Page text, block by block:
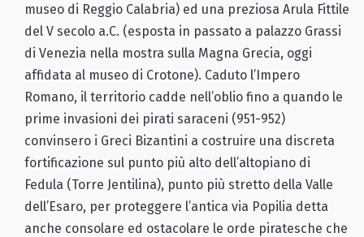
museo di Reggio Calabria) ed una preziosa Arula Fittile
del V secolo a.C. (esposta in passato a palazzo Grassi
di Venezia nella mostra sulla Magna Grecia, oggi
affidata al museo di Crotone). Caduto l’Impero
Romano, il territorio cadde nell’oblio fino a quando le
prime invasioni dei pirati saraceni (951-952)
convinsero i Greci Bizantini a costruire una discreta
fortificazione sul punto più alto dell’altopiano di
Fedula (Torre Jentilina), punto più stretto della Valle
dell’Esaro, per proteggere l’antica via Popilia detta
anche consolare ed ostacolare le orde piratesche che